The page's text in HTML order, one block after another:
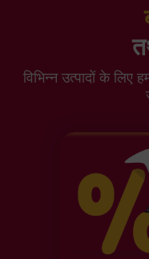
विभिन्न उत्पादों के लिए